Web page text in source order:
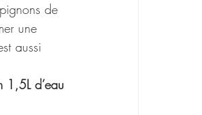
de
une
aussi
1,5L d’eau